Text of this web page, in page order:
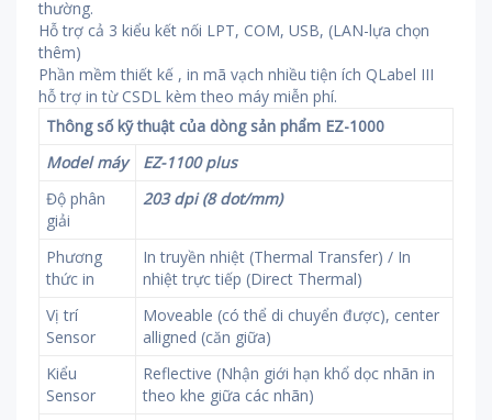
thường.
Hỗ trợ cả 3 kiểu kết nối LPT, COM, USB, (LAN-lựa chọn
thêm)
Phần mềm thiết kế , in mã vạch nhiều tiện ích QLabel III
hỗ trợ in từ CSDL kèm theo máy miễn phí.
Thông số kỹ thuật của dòng sản phẩm EZ-1000
Model máy
EZ-1100 plus
Độ phân
giải
203 dpi (8 dot/mm)
Phương
thức in
In truyền nhiệt (Thermal Transfer) / In
nhiệt trực tiếp (Direct Thermal)
Vị trí
Sensor
Moveable (có thể di chuyển được), center
alligned (căn giữa)
Kiểu
Sensor
Reflective (Nhận giới hạn khổ dọc nhãn in
theo khe giữa các nhãn)